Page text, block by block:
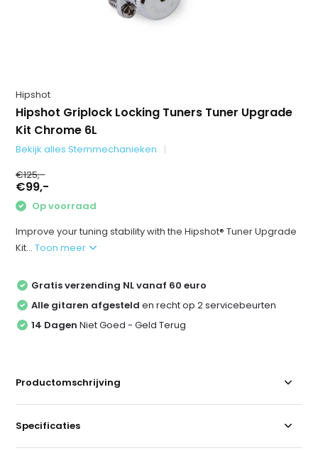
Hipshot
Hipshot Griplock Locking Tuners Tuner Upgrade
Kit Chrome 6L
Bekijk alles Stemmechanieken
€125,-
€99,-
Op voorraad
Improve your tuning stability with the Hipshot® Tuner Upgrade
Kit...Toon meer
Gratis verzending NL vanaf 60 euro
Alle gitaren afgesteld en recht op 2 servicebeurten
14 Dagen Niet Goed - Geld Terug
Productomschrijving
Specificaties